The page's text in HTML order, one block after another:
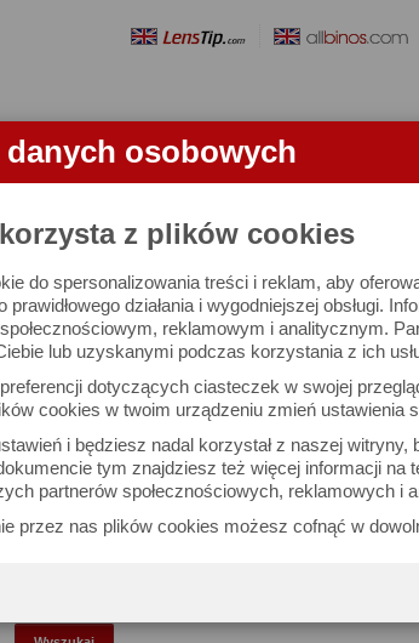
danych osobowych
z plików cookies
do spersonalizowania treści i reklam, aby
prawidłowego działania i wygodniejszej obsługi.
reklamowym i analitycznym.
lub uzyskanymi podczas korzystania z ich
dotyczących ciasteczek w swojej
cookies w twoim urządzeniu zmień ustawienia
i będziesz nadal korzystał z naszej
tym znajdziesz też więcej informacji na
partnerów społecznościowych, reklamowych i
przez nas plików cookies możesz cofnąć w
OBIEKTYWY LORNETKI
się 2455 aparatów i
podać interesujące Cię parametry